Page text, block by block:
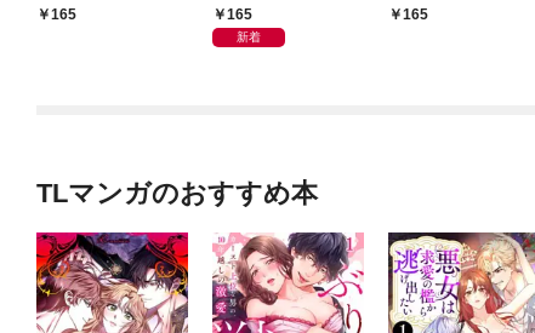
嬢は逃げられません！
165
ロポーズされまし
た！？～【分冊版】1
165
新着
公爵夫妻は仮面夫婦？
165
TLマンガのおすすめ本